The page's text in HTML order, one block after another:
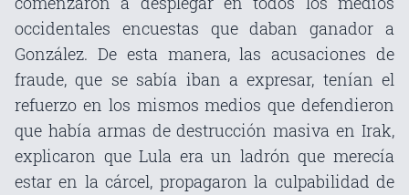
occidentales encuestas que daban ganador a
González. De esta manera, las acusaciones de
fraude, que se sabía iban a expresar, tenían el
refuerzo en los mismos medios que defendieron
que había armas de destrucción masiva en Irak,
explicaron que Lula era un ladrón que merecía
estar en la cárcel, propagaron la culpabilidad de